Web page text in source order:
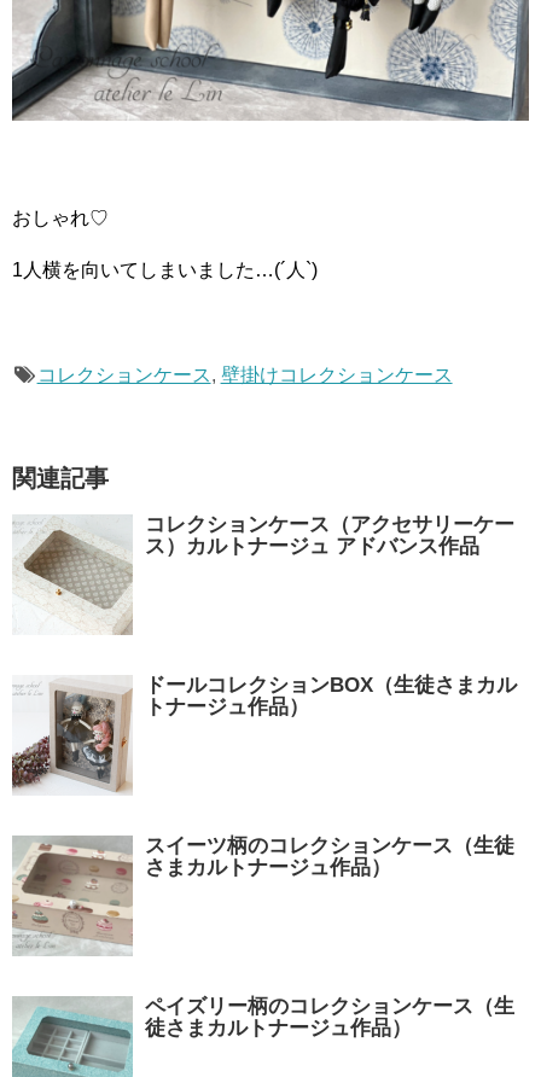
おしゃれ♡
1人横を向いてしまいました…(´人`)
コレクションケース, 壁掛けコレクションケース
関連記事
コレクションケース（アクセサリーケー
ス）カルトナージュ アドバンス作品
ドールコレクションBOX（生徒さまカル
トナージュ作品）
スイーツ柄のコレクションケース（生徒
さまカルトナージュ作品）
ペイズリー柄のコレクションケース（生
徒さまカルトナージュ作品）